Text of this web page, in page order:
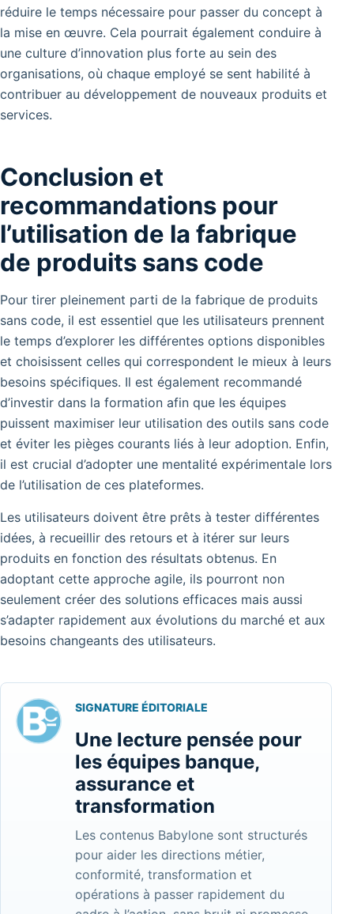
réduire le temps nécessaire pour passer du concept à
la mise en œuvre. Cela pourrait également conduire à
une culture d’innovation plus forte au sein des
organisations, où chaque employé se sent habilité à
contribuer au développement de nouveaux produits et
services.
Conclusion et
recommandations pour
l’utilisation de la fabrique
de produits sans code
Pour tirer pleinement parti de la fabrique de produits
sans code, il est essentiel que les utilisateurs prennent
le temps d’explorer les différentes options disponibles
et choisissent celles qui correspondent le mieux à leurs
besoins spécifiques. Il est également recommandé
d’investir dans la formation afin que les équipes
puissent maximiser leur utilisation des outils sans code
et éviter les pièges courants liés à leur adoption. Enfin,
il est crucial d’adopter une mentalité expérimentale lors
de l’utilisation de ces plateformes.
Les utilisateurs doivent être prêts à tester différentes
idées, à recueillir des retours et à itérer sur leurs
produits en fonction des résultats obtenus. En
adoptant cette approche agile, ils pourront non
seulement créer des solutions efficaces mais aussi
s’adapter rapidement aux évolutions du marché et aux
besoins changeants des utilisateurs.
SIGNATURE ÉDITORIALE
Une lecture pensée pour
les équipes banque,
assurance et
transformation
Les contenus Babylone sont structurés
pour aider les directions métier,
conformité, transformation et
opérations à passer rapidement du